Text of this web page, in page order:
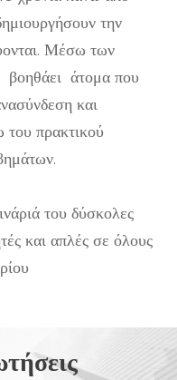
την
Μέσω των
άτομα που
και
του πρακτικού
του δύσκολες
και απλές σε όλους